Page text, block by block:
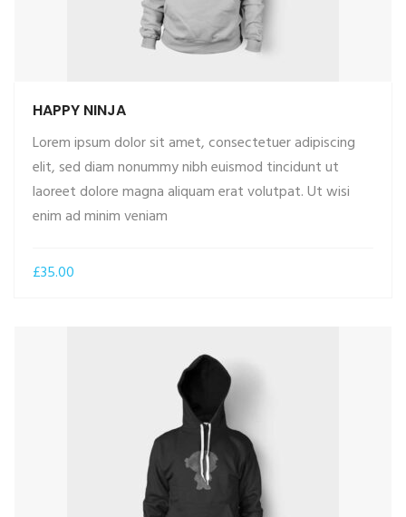
HAPPY NINJA
Lorem ipsum dolor sit amet, consectetuer adipiscing
elit, sed diam nonummy nibh euismod tincidunt ut
laoreet dolore magna aliquam erat volutpat. Ut wisi
enim ad minim veniam
£35.00
ADD TO CART